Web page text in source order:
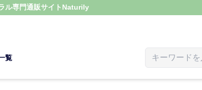
ル専門通販サイト Naturily
覧